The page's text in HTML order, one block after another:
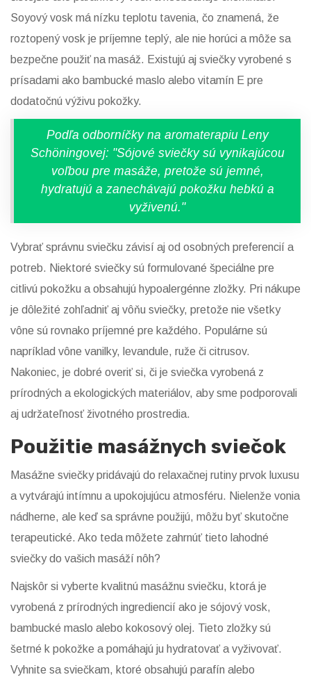
Soyový vosk má nízku teplotu tavenia, čo znamená, že
roztopený vosk je príjemne teplý, ale nie horúci a môže sa
bezpečne použiť na masáž. Existujú aj sviečky vyrobené s
prísadami ako bambucké maslo alebo vitamín E pre
dodatočnú výživu pokožky.
Podľa odborníčky na aromaterapiu Leny
Schöningovej: "Sójové sviečky sú vynikajúcou
voľbou pre masáže, pretože sú jemné,
hydratujú a zanechávajú pokožku hebkú a
vyživenú."
Vybrať správnu sviečku závisí aj od osobných preferencií a
potreb. Niektoré sviečky sú formulované špeciálne pre
citlivú pokožku a obsahujú hypoalergénne zložky. Pri nákupe
je dôležité zohľadniť aj vôňu sviečky, pretože nie všetky
vône sú rovnako príjemné pre každého. Populárne sú
napríklad vône vanilky, levandule, ruže či citrusov.
Nakoniec, je dobré overiť si, či je sviečka vyrobená z
prírodných a ekologických materiálov, aby sme podporovali
aj udržateľnosť životného prostredia.
Použitie masážnych sviečok
Masážne sviečky pridávajú do relaxačnej rutiny prvok luxusu
a vytvárajú intímnu a upokojujúcu atmosféru. Nielenže vonia
nádherne, ale keď sa správne použijú, môžu byť skutočne
terapeutické. Ako teda môžete zahrnúť tieto lahodné
sviečky do vašich masáží nôh?
Najskôr si vyberte kvalitnú masážnu sviečku, ktorá je
vyrobená z prírodných ingrediencií ako je sójový vosk,
bambucké maslo alebo kokosový olej. Tieto zložky sú
šetrné k pokožke a pomáhajú ju hydratovať a vyživovať.
Vyhnite sa sviečkam, ktoré obsahujú parafín alebo